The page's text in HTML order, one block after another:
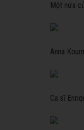
Một nửa
Anna
Ca sĩ